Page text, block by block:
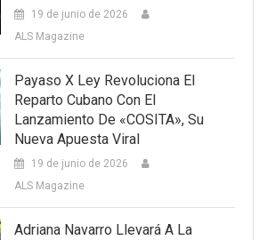
19 de junio de 2026
ALS Magazine
Payaso X Ley Revoluciona El
Reparto Cubano Con El
Lanzamiento De «COSITA», Su
Nueva Apuesta Viral
19 de junio de 2026
ALS Magazine
Adriana Navarro Llevará A La